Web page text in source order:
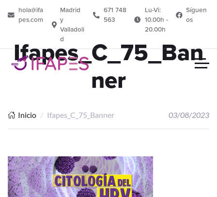
hola@ifa
pes.com
Madrid
y
Valladoli
d
671 748
563
Lu-Vi:
10.00h -
20.00h
Síguen
os
Ifapes_C_75_Ban
ner
Inicio Ifapes_C_75_Banner 03/08/2023